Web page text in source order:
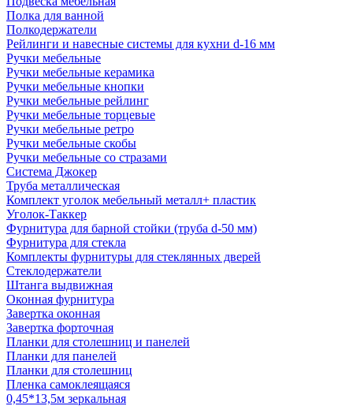
Полка для ванной
Полкодержатели
Рейлинги и навесные системы для кухни d-16 мм
Ручки мебельные
Ручки мебельные керамика
Ручки мебельные кнопки
Ручки мебельные рейлинг
Ручки мебельные торцевые
Ручки мебельные ретро
Ручки мебельные скобы
Ручки мебельные со стразами
Система Джокер
Труба металлическая
Комплект уголок мебельный металл+ пластик
Уголок-Таккер
Фурнитура для барной стойки (труба d-50 мм)
Фурнитура для стекла
Комплекты фурнитуры для стеклянных дверей
Стеклодержатели
Штанга выдвижная
Оконная фурнитура
Завертка оконная
Завертка форточная
Планки для столешниц и панелей
Планки для панелей
Планки для столешниц
Пленка самоклеящаяся
0,45*13,5м зеркальная